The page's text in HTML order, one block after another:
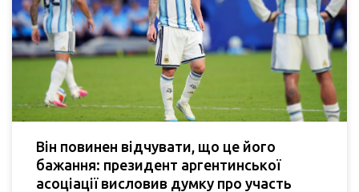
Він повинен відчувати, що це його
бажання: президент аргентинської
асоціації висловив думку про участь